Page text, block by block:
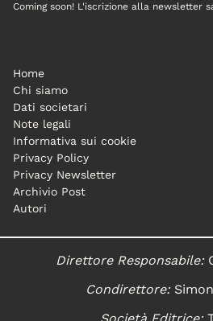
Coming soon! L'iscrizione alla newsletter
Home
Chi siamo
Dati societari
Note legali
Informativa sui cookie
Privacy Policy
Privacy Newsletter
Archivio Post
Autori
Direttore Responsabile:
Condirettore: